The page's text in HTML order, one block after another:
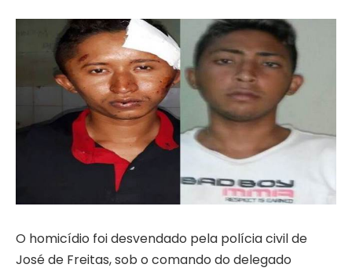
O homicídio foi desvendado pela polícia civil de
José de Freitas, sob o comando do delegado